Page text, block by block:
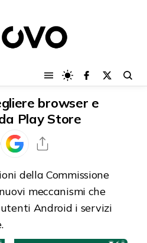
browser e
Play Store
della Commissione
meccanismi che
Android i servizi